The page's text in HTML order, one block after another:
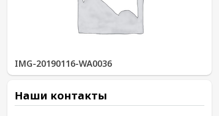
IMG-20190116-WA0036
Наши контакты